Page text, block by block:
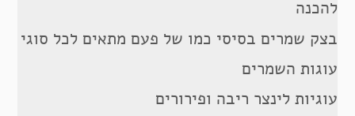
להכנה
בצק שמרים בסיסי כמו של פעם מתאים לכל סוגי
עוגות השמרים
עוגיות לינצר ריבה ופירורים